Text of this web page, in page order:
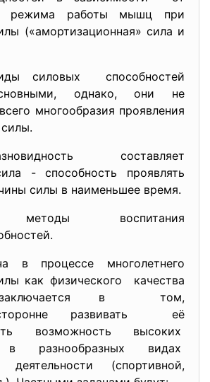
режима работы мышц при
(«амортизационная» сила и
силовых способностей
однако, они не
многообразия проявления
составляет
- способность проявлять
силы в наименьшее время.
методы воспитания
в процессе многолетнего
как физического качества
заключается в том,
развивать её
возможность высоких
в разнообразных видах
деятельности (спортивной,